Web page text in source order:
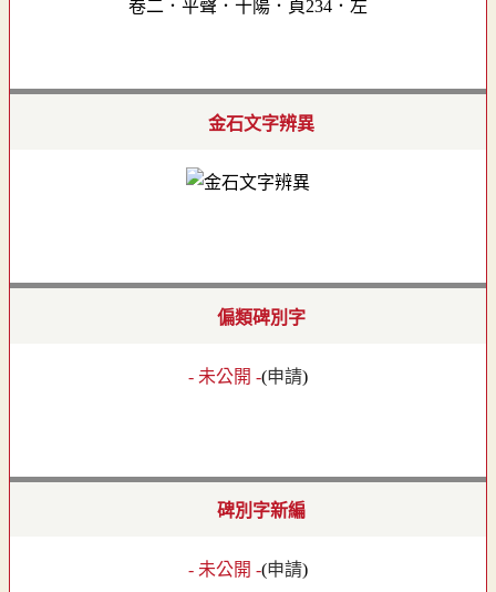
卷二．平聲．十陽．頁234．左
金石文字辨異
偏類碑別字
- 未公開 -(申請)
碑別字新編
- 未公開 -(申請)